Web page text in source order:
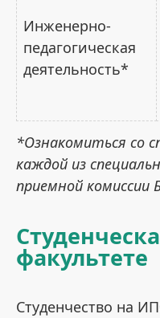
Инженерно-
педагогическая
деятельность*
*Ознакомиться со
каждой из
приемной комиссии
факультете
Студенчество на